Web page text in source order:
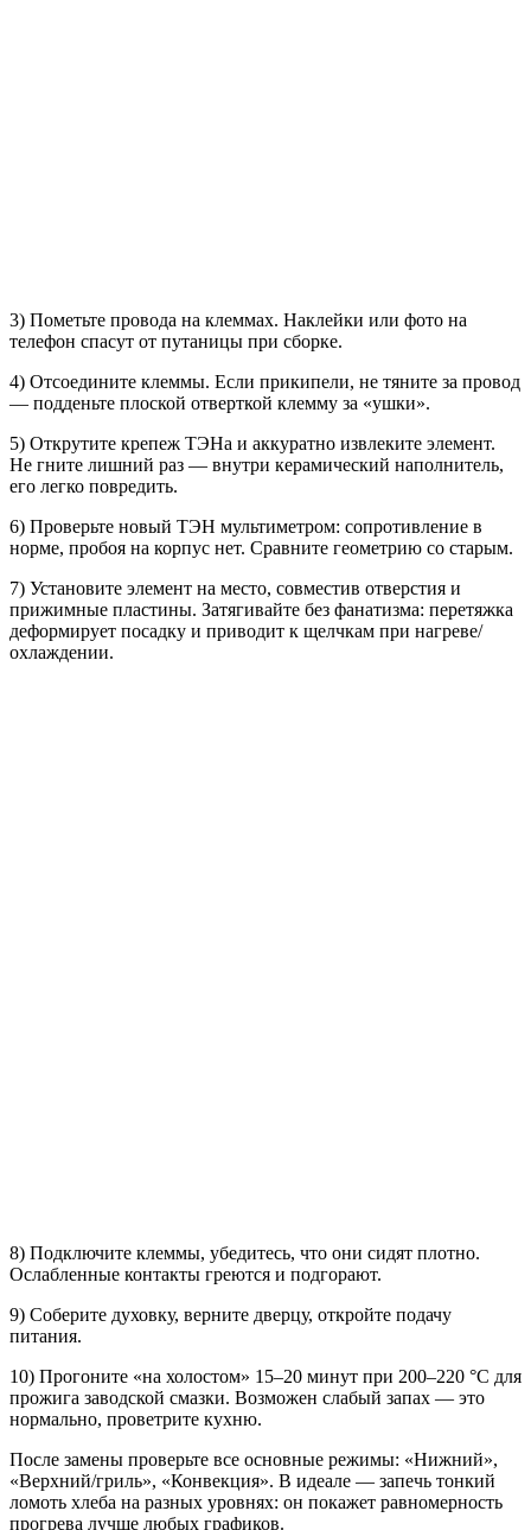
3) Пометьте провода на клеммах. Наклейки или фото на
телефон спасут от путаницы при сборке.
4) Отсоедините клеммы. Если прикипели, не тяните за провод
— подденьте плоской отверткой клемму за «ушки».
5) Открутите крепеж ТЭНа и аккуратно извлеките элемент.
Не гните лишний раз — внутри керамический наполнитель,
его легко повредить.
6) Проверьте новый ТЭН мультиметром: сопротивление в
норме, пробоя на корпус нет. Сравните геометрию со старым.
7) Установите элемент на место, совместив отверстия и
прижимные пластины. Затягивайте без фанатизма: перетяжка
деформирует посадку и приводит к щелчкам при нагреве/
охлаждении.
8) Подключите клеммы, убедитесь, что они сидят плотно.
Ослабленные контакты греются и подгорают.
9) Соберите духовку, верните дверцу, откройте подачу
питания.
10) Прогоните «на холостом» 15–20 минут при 200–220 °C для
прожига заводской смазки. Возможен слабый запах — это
нормально, проветрите кухню.
После замены проверьте все основные режимы: «Нижний»,
«Верхний/гриль», «Конвекция». В идеале — запечь тонкий
ломоть хлеба на разных уровнях: он покажет равномерность
прогрева лучше любых графиков.